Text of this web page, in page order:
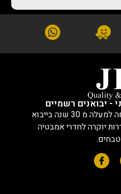
חברת JB, י.בירותי מתמחה למעלה מ 30 שנה בייבוא
יוקרה לחדרי אמבטיה